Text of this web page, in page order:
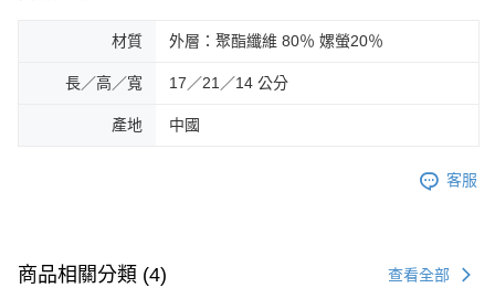
材質 外層：聚酯纖維 80％ 嫘螢20％
長／高／寬 17／21／14 公分
產地 中國
客服
商品相關分類 (4) 查看全部